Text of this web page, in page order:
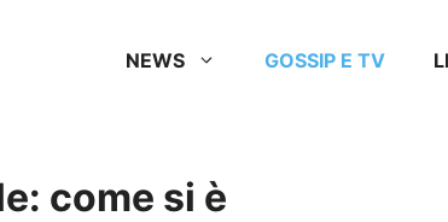
NEWS GOSSIP E TV
come si è